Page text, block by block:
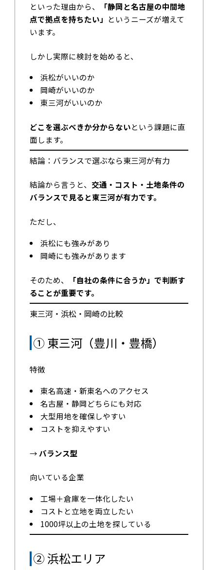
といった理由から、
「静岡と名古屋の中間地
点で拠点を持ちたい」 というニーズが増えて
います。
しかし実際に検討を始めると、
浜松がいいのか
岡崎がいいのか
東三河がいいのか
どこを選ぶべきか分からないという課題に直
面します。
結論：バランスで選ぶなら東三河が有力
結論から言うと、 交通・コスト・土地条件の
バランスで見ると東三河が有力です。
ただし、
浜松にも強みがあり
岡崎にも強みがあります
そのため、
「自社の条件に合うか」で判断す
ることが重要です。
東三河・浜松・岡崎の比較
① 東三河（豊川・豊橋）
特徴
東名高速・新東名へのアクセス
名古屋・静岡どちらにも対応
大型用地を確保しやすい
コストを抑えやすい
→ バランス型
向いている企業
工場＋倉庫を一体化したい
コストと立地を両立したい
1000坪以上の土地を探している
② 浜松エリア